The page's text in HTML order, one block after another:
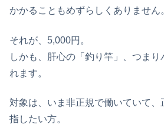
かかることもめずらしくありません
それが、5,000円。
しかも、肝心の「釣り竿」、つまり
れます。
対象は、いま非正規で働いていて、
指したい方。